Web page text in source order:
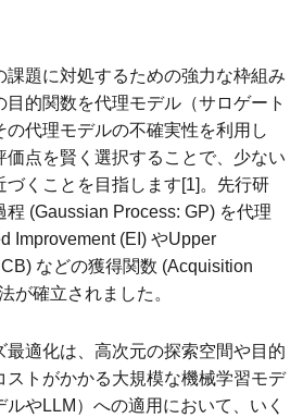
課題に対処するための強力な枠組み
目的関数を代理モデル（サロゲート
の代理モデルの不確実性を利用し
価点を賢く選択することで、少ない
づくことを目指します[1]。先行研
(Gaussian Process: GP) を代理
Improvement (EI) やUpper
などの獲得関数 (Acquisition
が確立されました。
最適化は、高次元の探索空間や目的
ストがかかる大規模な機械学習モデ
やLLM）への適用において、いく